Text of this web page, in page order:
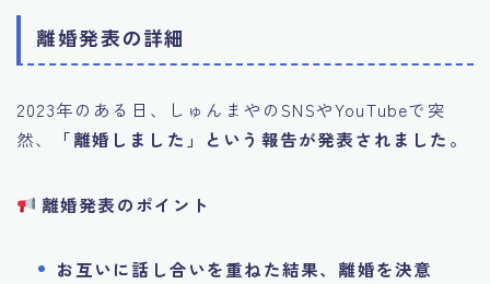
離婚発表の詳細
2023年のある日、しゅんまやのSNSやYouTubeで突
然、
「離婚しました」という報告が発表されました。
離婚発表のポイント
お互いに話し合いを重ねた結果、離婚を決意